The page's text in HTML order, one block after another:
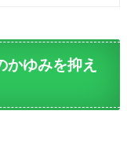
かゆみを抑え